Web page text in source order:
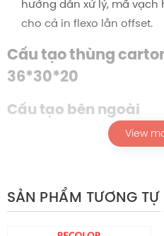
hướng dẫn xử lý, mã
cho cả in flexo lẫn offset.
Cấu tạo thùng
36*30*20
Cấu tạo bên ngoài
Lớp giấy mặt ngoài được
kraft vàng cổ điển hoặc
Bề mặt nhám nhẹ giúp
View
SẢN PHẨM TƯƠNG TỰ